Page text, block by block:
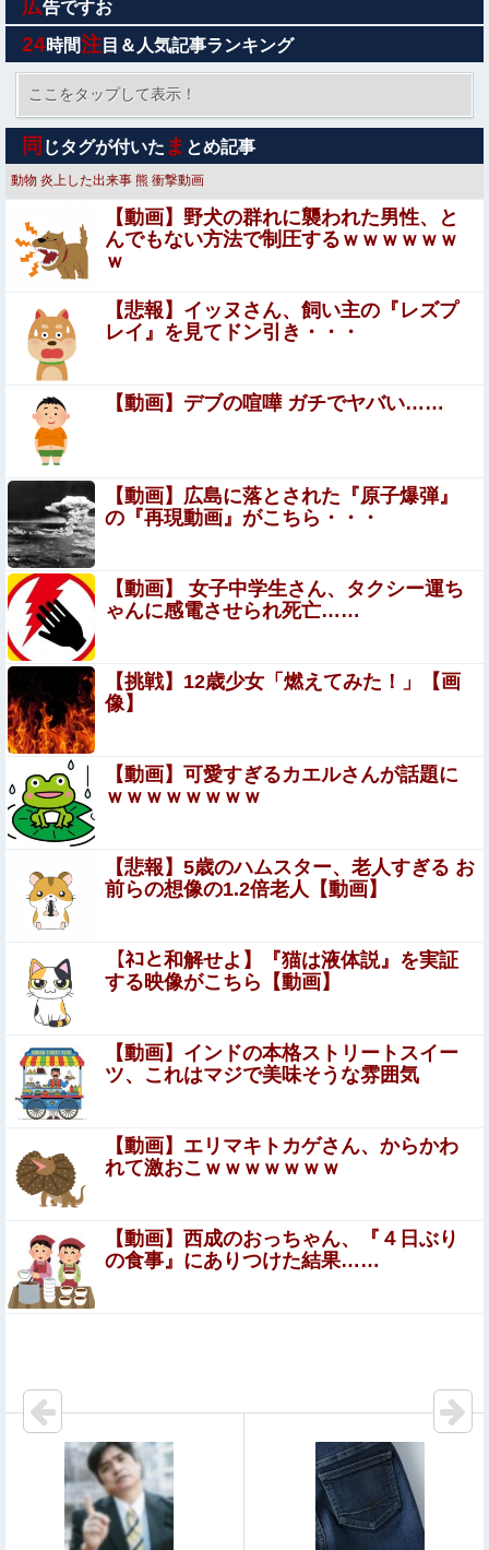
AI生成動画、ガチのマジで違和感が完全に消え去ってしま
う
京大病院、脳腫瘍摘出手術で誤って腫瘍の無い部位を摘
出 脳幹など損傷受け植物状態に
義母「服装が失礼よ」私「お互い様ですよね～」今までイ
ビられ続けてきた私が義姉の披露宴で大暴れｗｗ義親族に
「ひっぱたきますよ」と釘を刺したったｗｗｗ
【動画】 ”別れさせ屋” のセ○クス、凄すぎるｗｗｗ そり
ゃ肉便器に堕ちるわｗｗｗ
【閲覧注意】アフリカで ”魔女狩り” され死亡した女子、
とんでもなく●●い体してると話題に
【閲覧注意】やべぇレ●プ動画、発見される…（※ 無修正
注意）
【閲覧注意】やべぇレ●プ動画、発見される…（※ 無
修正注意）
【ウマ娘】各ウマ娘が弱そうな場所
【動画】大橋未歩アナ(全盛期)で精通したヤツはちょっと
来い！
お前らがメイドイン韓国で認めてるもの 「キムチ」あと3
つは？
【画像あり】居酒屋「6人で長居して会計4939
円！喋りたいだけなら公園に行ってくれ（怒」
【画像】小学生クソガキ「愛子！卒業したんやろ？大学
ニュースで見たわ」→結果wwwwwwww
ワイ、「着衣おっばい」でしか抜けない体質になってしま
うｗｗｗｗｗ
【驚愕】PTA会長「PTA参加拒否した親へ最終警告。こう
なってもいい？」←コレはどっちが悪いのか？大論争が巻
き起こってしまう…
【画像あり】インフルエンサー「20歳でアルファード一括
元子役の紫堂るいの競泳水着お●ぱいポロリ具合がエ□い
【悲報】中国の街並み、日本に汚染されすぎて終わ
る・・・
「私達が原爆ドーム前をあけ渡せば核戦争が始まってしま
う」と訴える市民団体、それを聞いた被爆3世の人が……
【朗報】菅直人元総理、再評価されるｗｗｗｗｗｗｗｗｗ
ｗｗｗｗｗｗｗｗｗ
【画像】 こういうパンツってエ□いよなｗｗｗ
【動画】美人女優さん、映画でマンコのビラビラまでめく
エロ漫画『むっつり赤ずきんくんからは逃げられない』を
rawやhitomiを使わずに無料で読む方法│AX
【画像】 J Kダンス部、なぜか部員の８割が巨 乳で揺れま
くりなんだがｗｗｗｗｗｗｗｗｗｗ（動画あり）
広告ですお
24時間注 目＆人気記事ランキング
ここをタップして表示！
同 じタグが付いた ま とめ記事
動物 炎上した出来事 熊 衝撃動画
【動画】野犬の群れに襲われた男性、と
んでもない方法で制圧するｗｗｗｗｗｗ
ｗ
【悲報】イッヌさん、飼い主の『レズプ
レイ』を見てドン引き・・・
【動画】デブの喧嘩 ガチでヤバい……
【動画】広島に落とされた『原子爆弾』
の『再現動画』がこちら・・・
【動画】 女子中学生さん、タクシー運ち
ゃんに感電させられ死亡……
【挑戦】12歳少女「燃えてみた！」【画
像】
【動画】可愛すぎるカエルさんが話題に
ｗｗｗｗｗｗｗｗ
【悲報】5歳のハムスター、老人すぎる お
前らの想像の1.2倍老人【動画】
【ﾈｺと和解せよ】『猫は液体説』を実証
する映像がこちら【動画】
【動画】インドの本格ストリートスイー
ツ、これはマジで美味そうな雰囲気
【動画】エリマキトカゲさん、からかわ
れて激おこｗｗｗｗｗｗｗ
【動画】西成のおっちゃん、『４日ぶり
の食事』にありつけた結果……